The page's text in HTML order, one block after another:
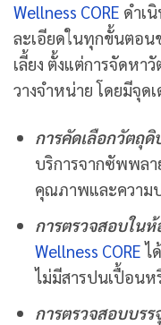
Wellness CORE ดำเ
ละเอียดในทุกขั้นตอน
เลี้ยง ตั้งแต่การจัดห
วางจำหน่าย โดยมีจุด
การคัดเลือกวัตถุดิ
บริการจากซัพพลา
คุณภาพและความ
การตรวจสอบใน
Wellness COREไ
ไม่มีสารปนเปื้อนห
การตรวจสอบบร